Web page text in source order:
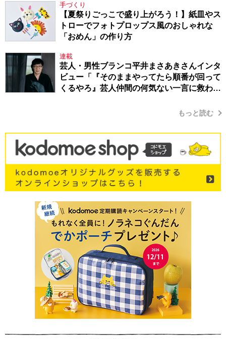
手づくり
【夏祭りごっこで盛り上がろう！】紙皿やス
トローでフォトプロップス風のおしゃれな
「おめん」の作り方
連載
芸人・男性ブランコ平井まさあきさんインタ
ビュー「『そのままやってたら順番が回って
くるやろ』芸人仲間の何気ない一言に救われ
もっと読む